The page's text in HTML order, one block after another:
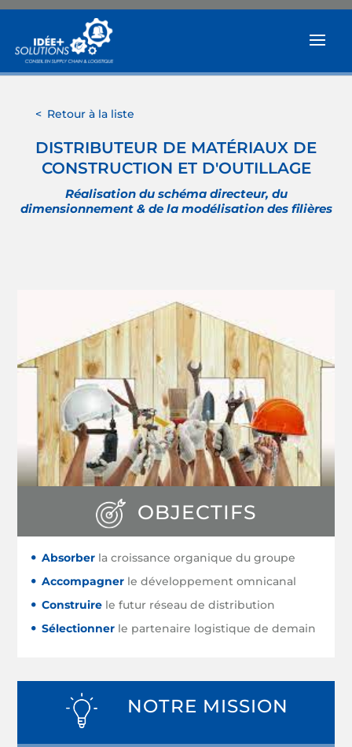
Retour à la liste
DISTRIBUTEUR DE MATÉRIAUX DE
CONSTRUCTION ET D'OUTILLAGE
Réalisation du schéma directeur, du
dimensionnement & de la modélisation des filières
OBJECTIFS
Absorber la croissance organique du groupe
Accompagner le développement omnicanal
Construire le futur réseau de distribution
Sélectionner le partenaire logistique de demain
NOTRE MISSION